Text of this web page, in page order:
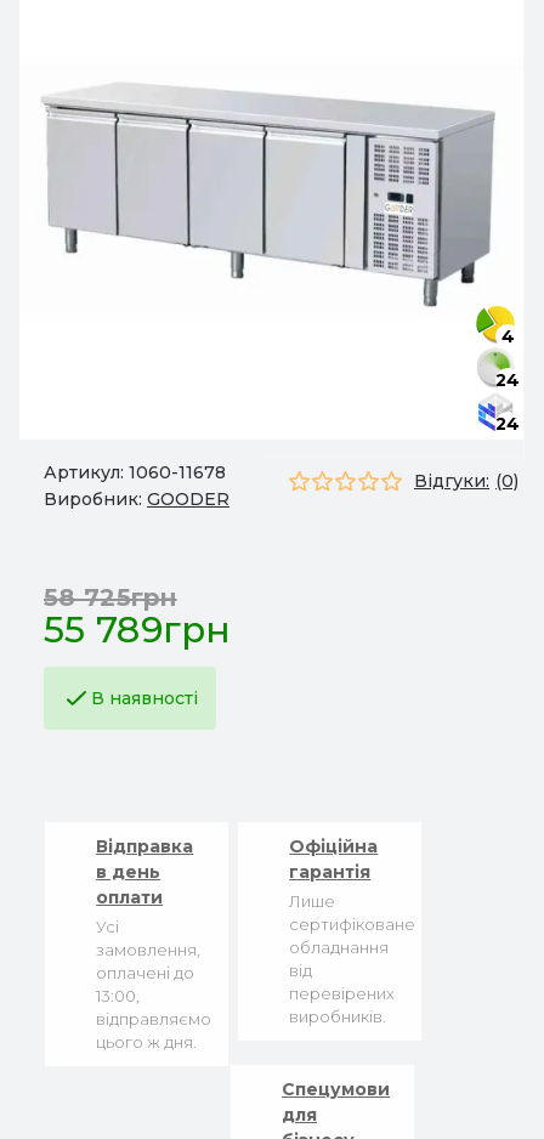
4
24
24
Артикул: 1060-11678
Виробник: GOODER
Відгуки: (0)
55 789грн
58 725грн
В наявності
Відправка
в день
оплати
Усі
замовлення,
оплачені до
13:00,
відправляємо
цього ж дня.
Офіційна
гарантія
Лише
сертифіковане
обладнання
від
перевірених
виробників.
Спецумови
для